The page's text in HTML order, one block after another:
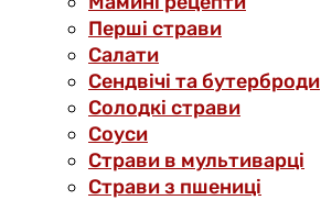
Перші страви
Салати
Сендвічі та бутерброди
Солодкі страви
Соуси
Страви в мультиварці
Страви з пшениці